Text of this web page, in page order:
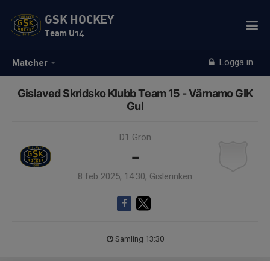
Matcher Logga in
GSK HOCKEY
Team U14
Gislaved Skridsko Klubb Team 15 - Värnamo GIK
Gul
D1 Grön
-
8 feb 2025, 14:30, Gislerinken
Samling 13:30